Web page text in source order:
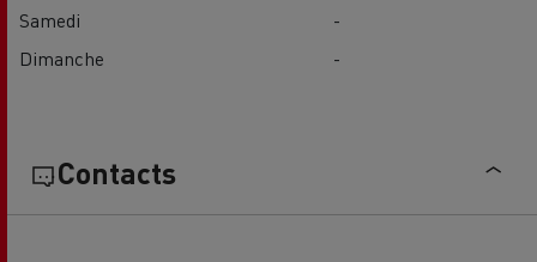
Samedi
-
Dimanche
-
Contacts